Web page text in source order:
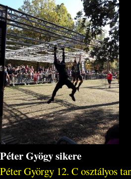
Péter Gyögy sikere
Péter György 12. C osztályos